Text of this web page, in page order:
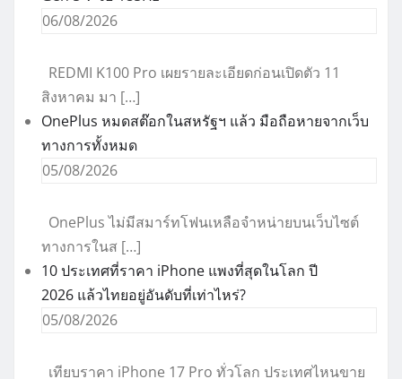
06/08/2026
REDMI K100 Pro เผยรายละเอียดก่อนเปิดตัว 11
สิงหาคม มา […]
OnePlus หมดสต๊อกในสหรัฐฯ แล้ว มือถือหายจากเว็บ
ทางการทั้งหมด
05/08/2026
OnePlus ไม่มีสมาร์ทโฟนเหลือจำหน่ายบนเว็บไซต์
ทางการในส […]
10 ประเทศที่ราคา iPhone แพงที่สุดในโลก ปี
2026 แล้วไทยอยู่อันดับที่เท่าไหร่?
05/08/2026
เทียบราคา iPhone 17 Pro ทั่วโลก ประเทศไหนขาย